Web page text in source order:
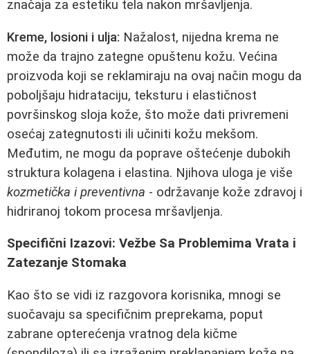
značaja za estetiku tela nakon mršavljenja.
Kreme, losioni i ulja: Nažalost, nijedna krema ne
može da trajno zategne opuštenu kožu. Većina
proizvoda koji se reklamiraju na ovaj način mogu da
poboljšaju hidrataciju, teksturu i elastičnost
površinskog sloja kože, što može dati privremeni
osećaj zategnutosti ili učiniti kožu mekšom.
Međutim, ne mogu da poprave oštećenje dubokih
struktura kolagena i elastina. Njihova uloga je više
kozmetička i preventivna - održavanje kože zdravoj i
hidriranoj tokom procesa mršavljenja.
Specifični Izazovi: Vežbe Sa Problemima Vrata i
Zatezanje Stomaka
Kao što se vidi iz razgovora korisnika, mnogi se
suočavaju sa specifičnim preprekama, poput
zabrane opterećenja vratnog dela kičme